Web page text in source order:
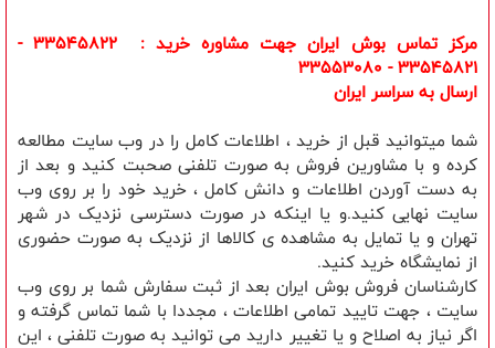
مرکز تماس بوش ایران جهت مشاوره خرید : 33545822 -
33545821 - 33553080
ارسال به سراسر ایران
شما میتوانید قبل از خرید ، اطلاعات کامل را در وب سایت مطالعه
کرده و با مشاورین فروش به صورت تلفنی صحبت کنید و بعد از
به دست آوردن اطلاعات و دانش کامل ، خرید خود را بر روی وب
سایت نهایی کنید.و یا اینکه در صورت دسترسی نزدیک در شهر
تهران و یا تمایل به مشاهده ی کالاها از نزدیک به صورت حضوری
از نمایشگاه خرید کنید.
کارشناسان فروش بوش ایران بعد از ثبت سفارش شما بر روی وب
سایت ، جهت تایید تمامی اطلاعات ، مجددا با شما تماس گرفته و
اگر نیاز به اصلاح و یا تغییر دارید می توانید به صورت تلفنی ، این